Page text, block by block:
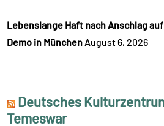
Lebenslange Haft nach Anschlag
Demo in München August 6, 2026
Deutsches
Temeswar